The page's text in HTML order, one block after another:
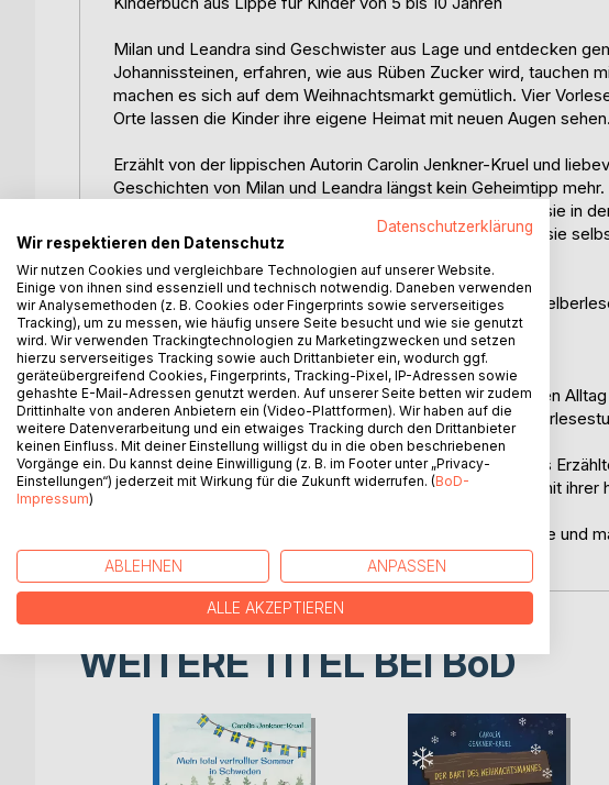
Milan und Leandra sind Geschwister aus Lage und entdecken
Johannissteinen, erfahren, wie aus Rüben Zucker wird, tauchen
machen es sich auf dem Weihnachtsmarkt gemütlich. Vier
Orte lassen die Kinder ihre eigene Heimat mit neuen Augen sehen.
Erzählt von der lippischen Autorin Carolin Jenkner-Kruel und
Geschichten von Milan und Leandra längst kein Geheimtipp
Lagenser Lesezwerge in der Stadtbücherei Lage, haben sie in
denn wo sonst treffen Kinder in einem Buch auf Orte, die sie
Das Buch eignet sich wunderbar zum Vorlesen wie zum
lippischen Lokalkolorit direkt ins Kinderzimmer.
Darum lieben Familien dieses Buch:
- die Kinder erkennen Orte wieder, die sie aus dem eigenen
- die Vorlesegeschichten eignen sich perfekt für kurze
Minuten Vorlesezeit)
- die liebevollen Illustrationen von Bodil Schulte lassen das
- die Hauptpersonen Milan und Leandra wachsen einem mit ihrer
Hol dir die Geschichten von Milan und Leandra nach Hause und
Lippe.
WEITERE TITEL BEIBoD
Datenschutzerklärung
Wir respektieren den Datenschutz
Wir nutzen Cookies und vergleichbare Technologien auf unserer Website.
Einige von ihnen sind essenziell und technisch notwendig. Daneben verwenden
wir Analysemethoden (z. B. Cookies oder Fingerprints sowie serverseitiges
Tracking), um zu messen, wie häufig unsere Seite besucht und wie sie genutzt
wird. Wir verwenden Trackingtechnologien zu Marketingzwecken und setzen
hierzu serverseitiges Tracking sowie auch Drittanbieter ein, wodurch ggf.
geräteübergreifend Cookies, Fingerprints, Tracking-Pixel, IP-Adressen sowie
gehashte E-Mail-Adressen genutzt werden. Auf unserer Seite betten wir zudem
Drittinhalte von anderen Anbietern ein (Video-Plattformen). Wir haben auf die
weitere Datenverarbeitung und ein etwaiges Tracking durch den Drittanbieter
keinen Einfluss. Mit deiner Einstellung willigst du in die oben beschriebenen
Vorgänge ein. Du kannst deine Einwilligung (z. B. im Footer unter „Privacy-
Einstellungen“) jederzeit mit Wirkung für die Zukunft widerrufen. (BoD-
Impressum)
ABLEHNEN ANPASSEN
ALLE AKZEPTIEREN